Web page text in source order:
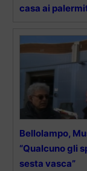
casa ai
Bellolampo,
“Qualcuno gli
sesta vasca”